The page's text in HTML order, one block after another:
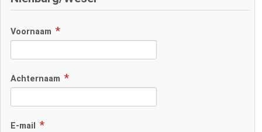
Voornaam
Achternaam
E-mail